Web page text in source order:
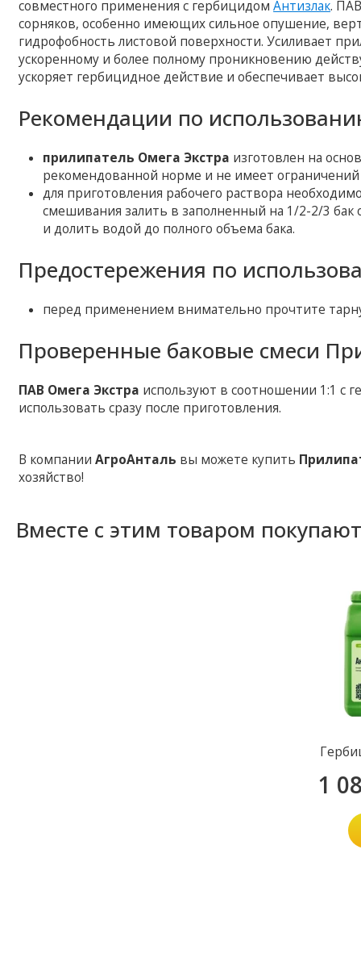
совместного применения с гербицидомАнтизлак.
сорняков, особенно имеющих сильное опушение,
гидрофобность листовой поверхности. Усиливает
ускоренному и более полному проникновению
ускоряет гербицидное действие и обеспечивает
Рекомендации по
прилипатель Омега Экстра изготовлен на
рекомендованной норме и не имеет ограничений
для приготовления рабочего раствора
смешивания залить в заполненный на 1/2-2/3
и долить водой до полного объема бака.
Предостережения по
перед применением внимательно прочтите
Проверенные баковые смеси
ПАВ Омега Экстра используют в соотношении 1:1 с
использовать сразу после приготовления.
В компанииАгроАнталь вы можете купить
хозяйство!
Вместе с этим товаром покупают
1